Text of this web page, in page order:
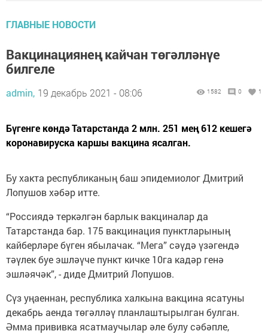
ГЛАВНЫЕ НОВОСТИ
Вакцинациянең кайчан төгәлләнүе
билгеле
admin, 19 декабрь 2021 - 08:06 1582 0 1
Бүгенге көндә Татарстанда 2 млн. 251 мең 612 кешегә
коронавируска каршы вакцина ясалган.
Бу хакта республиканың баш эпидемиолог Дмитрий
Лопушов хәбәр итте.
“Россиядә теркәлгән барлык вакциналар да
Татарстанда бар. 175 вакцинация пунктларының
кайберләре бүген ябылачак. “Мега” сәүдә үзәгендә
тәүлек буе эшләүче пункт кичке 10га кадәр генә
эшләячәк”, - диде Дмитрий Лопушов.
Сүз уңаеннан, республика халкына вакцина ясатуны
декабрь аенда төгәлләү планлаштырылган булган.
Әмма прививка ясатмаучылар әле булу сәбәпле,